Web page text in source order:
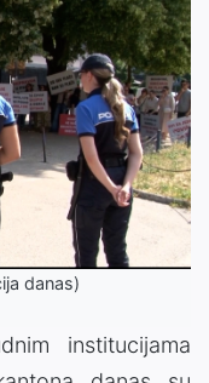
danas)
institucijama